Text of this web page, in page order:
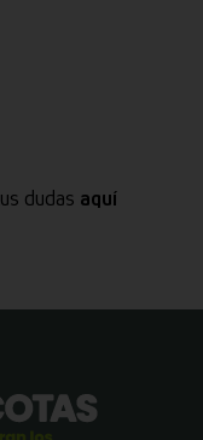
dudas aquí